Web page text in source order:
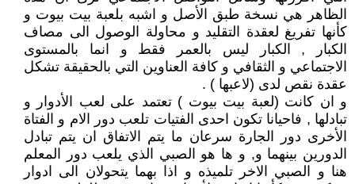
الظاهر هي نسخة طبق الأصل و اشبه بلعبة بيت بيوت و
كأنها تفريغ لعقدة التقليد و محاولة الوصول الى مصاف
الكبار , الكبار ليس بالعمر فقط و انما بالمستوى
الاجتماعي و الثقافي و كافة العناوين التي بالحقيقة تشكل
عقدة نقص لدى (لاعبها ) .
و ان كانت (لعبة بيت بيوت ) تعتمد على لعب الأدوار و
تبادلها , فاحيانا تكون احدى الفتيات تلعب دور الام و الفتاة
الأخرى دور الجارة سرعان ما يتم الاتفاق ان يتم تبادل
الدورين بينهما و, و ها هو الصبي الذي يلعب دور المعلم
هنا و الصبي الاخر تلميذه و اذا بهما يتحولان الى ادوار